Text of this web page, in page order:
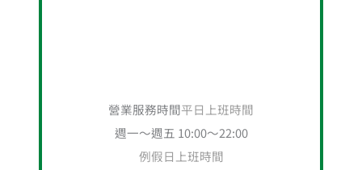
營業服務時間平日上班時間
週一～週五 10:00～22:00
例假日上班時間